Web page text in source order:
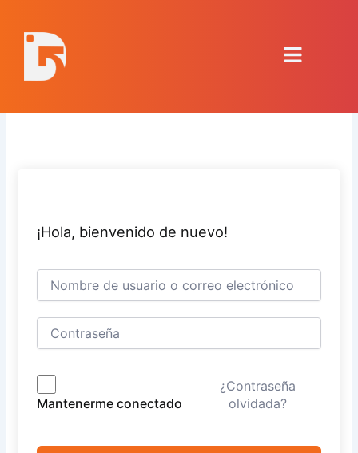
contenido
Menú
¡Hola, bienvenido de nuevo!
Mantenerme conectado
¿Contraseña
olvidada?